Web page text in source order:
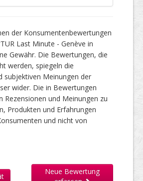
der Konsumentenbewertungen
Last Minute - Genève in
Gewähr. Die Bewertungen, die
werden, spiegeln die
subjektiven Meinungen der
wider. Die in Bewertungen
Rezensionen und Meinungen zu
Produkten und Erfahrungen
und nicht von
Neue Bewertung